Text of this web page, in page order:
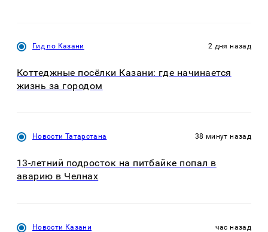
Гид по Казани 2 дня назад
Коттеджные посёлки Казани: где начинается
жизнь за городом
Новости Татарстана 38 минут назад
13-летний подросток на питбайке попал в
аварию в Челнах
Новости Казани час назад